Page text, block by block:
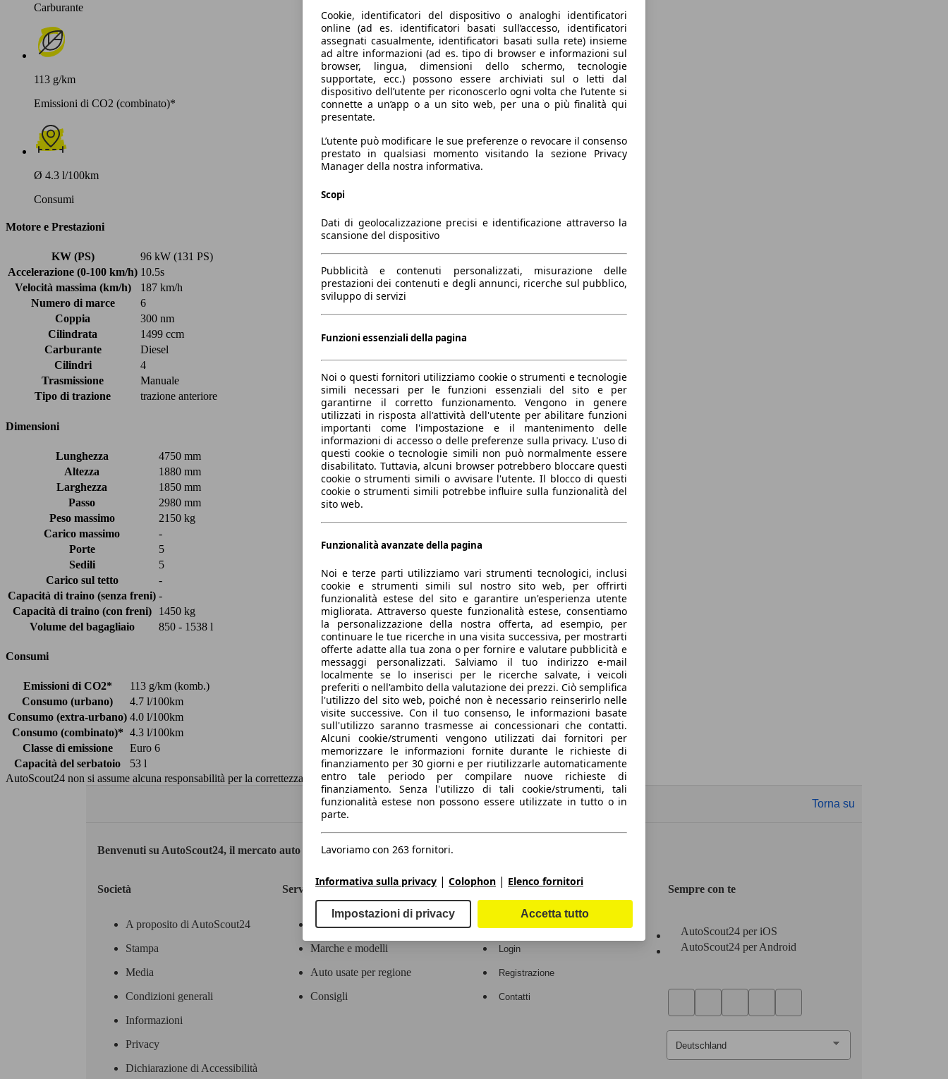
Carburante
113 g/km
Emissioni di CO2 (combinato)*
Ø 4.3 l/100km
Consumi
Motore e Prestazioni
KW (PS)
96 kW (131 PS)
Accelerazione (0-100 km/h) 10.5s
Velocità massima (km/h)
187 km/h
Numero di marce
6
Coppia
300 nm
Cilindrata
1499 ccm
Carburante
Diesel
Cilindri
4
Trasmissione
Manuale
Tipo di trazione
trazione anteriore
Dimensioni
Lunghezza
4750 mm
Altezza
1880 mm
Larghezza
1850 mm
Passo
2980 mm
Peso massimo
2150 kg
Carico massimo
-
Porte
5
Sedili
5
Carico sul tetto
-
Capacità di traino (senza freni) -
Capacità di traino (con freni)
1450 kg
Volume del bagagliaio
850 - 1538 l
Consumi
Emissioni di CO2*
113 g/km (komb.)
Consumo (urbano)
4.7 l/100km
Consumo (extra-urbano) 4.0 l/100km
Consumo (combinato)* 4.3 l/100km
Classe di emissione
Euro 6
Capacità del serbatoio
53 l
AutoScout24 non si assume alcuna responsabilità per la correttezza dei dati.
Torna su
Benvenuti su AutoScout24, il mercato auto europeo.
Società
A proposito di AutoScout24
Stampa
Media
Condizioni generali
Informazioni
Privacy
Dichiarazione di Accessibilità
Servizi
Contatti
Marche e modelli
Auto usate per regione
Consigli
Area rivenditori
Login
Registrazione
Contatti
Sempre con te
AutoScout24 per iOS
AutoScout24 per Android
Cookie, identificatori del dispositivo o analoghi identificatori
online (ad es. identificatori basati sull’accesso, identificatori
assegnati casualmente, identificatori basati sulla rete) insieme
ad altre informazioni (ad es. tipo di browser e informazioni sul
browser, lingua, dimensioni dello schermo, tecnologie
supportate, ecc.) possono essere archiviati sul o letti dal
dispositivo dell’utente per riconoscerlo ogni volta che l’utente si
connette a un’app o a un sito web, per una o più finalità qui
presentate.
L’utente può modificare le sue preferenze o revocare il consenso
prestato in qualsiasi momento visitando la sezione Privacy
Manager della nostra informativa.
Scopi
Dati di geolocalizzazione precisi e identificazione attraverso la
scansione del dispositivo
Pubblicità e contenuti personalizzati, misurazione delle
prestazioni dei contenuti e degli annunci, ricerche sul pubblico,
sviluppo di servizi
Funzioni essenziali della pagina
Noi o questi fornitori utilizziamo cookie o strumenti e tecnologie
simili necessari per le funzioni essenziali del sito e per
garantirne il corretto funzionamento. Vengono in genere
utilizzati in risposta all'attività dell'utente per abilitare funzioni
importanti come l'impostazione e il mantenimento delle
informazioni di accesso o delle preferenze sulla privacy. L'uso di
questi cookie o tecnologie simili non può normalmente essere
disabilitato. Tuttavia, alcuni browser potrebbero bloccare questi
cookie o strumenti simili o avvisare l'utente. Il blocco di questi
cookie o strumenti simili potrebbe influire sulla funzionalità del
sito web.
Funzionalità avanzate della pagina
Noi e terze parti utilizziamo vari strumenti tecnologici, inclusi
cookie e strumenti simili sul nostro sito web, per offrirti
funzionalità estese del sito e garantire un'esperienza utente
migliorata. Attraverso queste funzionalità estese, consentiamo
la personalizzazione della nostra offerta, ad esempio, per
continuare le tue ricerche in una visita successiva, per mostrarti
offerte adatte alla tua zona o per fornire e valutare pubblicità e
messaggi personalizzati. Salviamo il tuo indirizzo e-mail
localmente se lo inserisci per le ricerche salvate, i veicoli
preferiti o nell'ambito della valutazione dei prezzi. Ciò semplifica
l'utilizzo del sito web, poiché non è necessario reinserirlo nelle
visite successive. Con il tuo consenso, le informazioni basate
sull'utilizzo saranno trasmesse ai concessionari che contatti.
Alcuni cookie/strumenti vengono utilizzati dai fornitori per
memorizzare le informazioni fornite durante le richieste di
finanziamento per 30 giorni e per riutilizzarle automaticamente
entro tale periodo per compilare nuove richieste di
finanziamento. Senza l'utilizzo di tali cookie/strumenti, tali
funzionalità estese non possono essere utilizzate in tutto o in
parte.
Lavoriamo con 263 fornitori.
Informativa sulla privacy | Colophon | Elenco fornitori
Impostazioni di privacy Accetta tutto